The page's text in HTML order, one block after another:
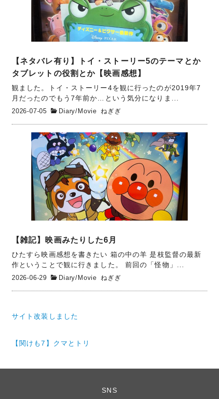
【ネタバレ有り】トイ・ストーリー5のテーマとか
タブレットの役割とか【映画感想】
観ました。トイ・ストーリー4を観に行ったのが2019年7
月だったのでもう7年前か…という気分になりま...
2026-07-05
Diary/ Movie ねぎぎ
【雑記】映画みたりした6月
ひたすら映画感想を書きたい 箱の中の羊 是枝監督の最新
作ということで観に行きました。 前回の「怪物」...
2026-06-29
Diary/ Movie ねぎぎ
ナ
サイト改装しました
【関けも7】クマとトリ
SNS